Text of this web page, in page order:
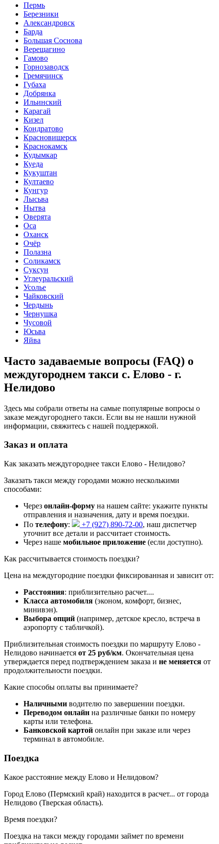
Пермь
Березники
Александровск
Барда
Большая Соснова
Верещагино
Гамово
Горнозаводск
Гремячинск
Губаха
Добрянка
Ильинский
Карагай
Кизел
Кондратово
Красновишерск
Краснокамск
Кудымкар
Куеда
Кукуштан
Култаево
Кунгур
Лысьва
Нытва
Оверята
Оса
Оханск
Очёр
Полазна
Соликамск
Суксун
Углеуральский
Усолье
Чайковский
Чердынь
Чернушка
Чусовой
Юсьва
Яйва
Часто задаваемые вопросы (FAQ) о
междугороднем такси с. Елово - г.
Нелидово
Здесь мы собрали ответы на самые популярные вопросы о
заказе междугороднего такси. Если вы не нашли нужной
информации, свяжитесь с нашей поддержкой.
Заказ и оплата
Как заказать междугороднее такси Елово - Нелидово?
Заказать такси между городами можно несколькими
способами:
Через онлайн-форму на нашем сайте: укажите пункты
отправления и назначения, дату и время поездки.
По телефону: +7 (927) 890-72-00, наш диспетчер
уточнит все детали и рассчитает стоимость.
Через наше мобильное приложение (если доступно).
Как рассчитывается стоимость поездки?
Цена на междугородние поездки фиксированная и зависит от:
Расстояния: приблизительно расчет....
Класса автомобиля (эконом, комфорт, бизнес,
минивэн).
Выбора опций (например, детское кресло, встреча в
аэропорту с табличкой).
Приблизительная стоимость поездки по маршруту Елово -
Нелидово начинается от 25 руб/км. Окончательная цена
утверждается перед подтверждением заказа и не меняется от
продолжительности поездки.
Какие способы оплаты вы принимаете?
Наличными водителю по завершении поездки.
Переводом онлайн на различные банки по номеру
карты или телефона.
Банковской картой онлайн при заказе или через
терминал в автомобиле.
Поездка
Какое расстояние между Елово и Нелидовом?
Город Елово (Пермский край) находится в расчет... от города
Нелидово (Тверская область).
Время поездки?
Поездка на такси между городами займет по времени